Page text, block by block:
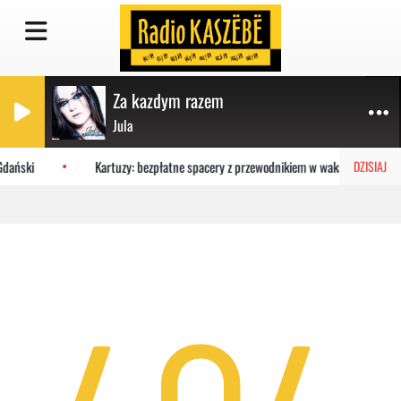
Za kazdym razem
Jula
DZISIAJ
Kartuzy: bezpłatne spacery z przewodnikiem w wakacje